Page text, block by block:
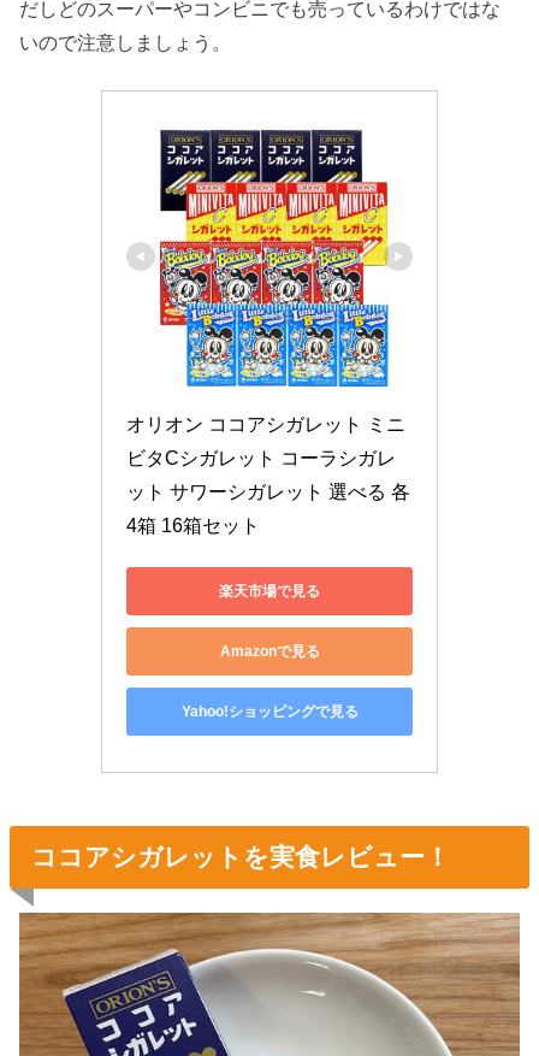
だしどのスーパーやコンビニでも売っているわけではな
いので注意しましょう。
オリオン ココアシガレット ミニ
ビタCシガレット コーラシガレ
ット サワーシガレット 選べる 各
4箱 16箱セット
楽天市場で見る
Amazonで見る
Yahoo!ショッピングで見る
ココアシガレットを実食レビュー！